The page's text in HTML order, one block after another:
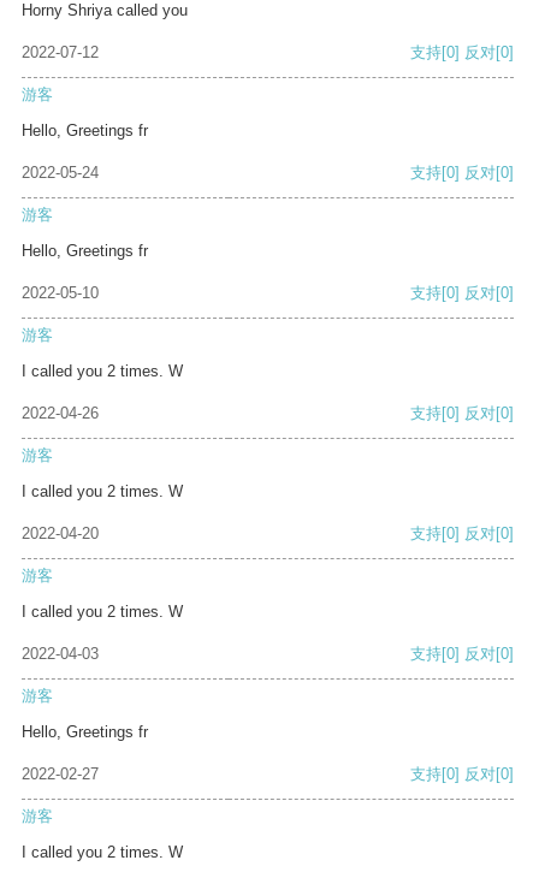
Horny Shriya called you
2022-07-12 支持[0] 反对[0]
游客
Hello, Greetings fr
2022-05-24 支持[0] 反对[0]
游客
Hello, Greetings fr
2022-05-10 支持[0] 反对[0]
游客
I called you 2 times. W
2022-04-26 支持[0] 反对[0]
游客
I called you 2 times. W
2022-04-20 支持[0] 反对[0]
游客
I called you 2 times. W
2022-04-03 支持[0] 反对[0]
游客
Hello, Greetings fr
2022-02-27 支持[0] 反对[0]
游客
I called you 2 times. W